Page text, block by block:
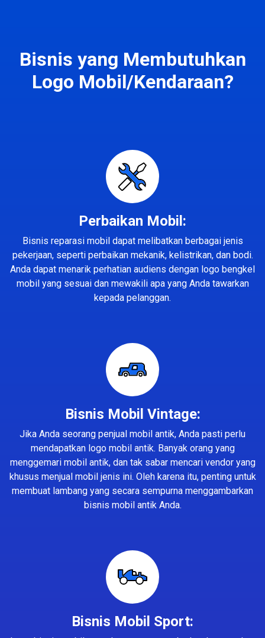
Bisnis yang Membutuhkan
Logo Mobil/Kendaraan?
Perbaikan Mobil:
Bisnis reparasi mobil dapat melibatkan berbagai jenis
pekerjaan, seperti perbaikan mekanik, kelistrikan, dan bodi.
Anda dapat menarik perhatian audiens dengan logo bengkel
mobil yang sesuai dan mewakili apa yang Anda tawarkan
kepada pelanggan.
Bisnis Mobil Vintage:
Jika Anda seorang penjual mobil antik, Anda pasti perlu
mendapatkan logo mobil antik. Banyak orang yang
menggemari mobil antik, dan tak sabar mencari vendor yang
khusus menjual mobil jenis ini. Oleh karena itu, penting untuk
membuat lambang yang secara sempurna menggambarkan
bisnis mobil antik Anda.
Bisnis Mobil Sport: